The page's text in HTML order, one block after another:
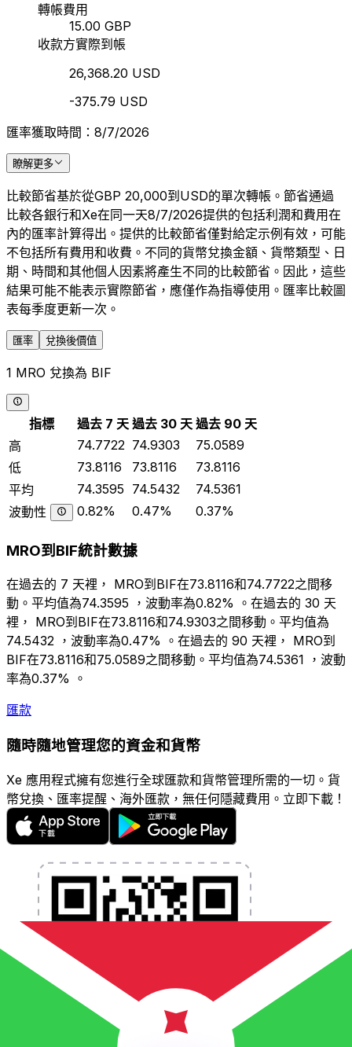
轉帳費用
15.00 GBP
收款方實際到帳
26,368.20 USD
-375.79 USD
匯率獲取時間：8/7/2026
瞭解更多
比較節省基於從GBP 20,000到USD的單次轉帳。節省通過
比較各銀行和Xe在同一天8/7/2026提供的包括利潤和費用在
內的匯率計算得出。提供的比較節省僅對給定示例有效，可能
不包括所有費用和收費。不同的貨幣兌換金額、貨幣類型、日
期、時間和其他個人因素將產生不同的比較節省。因此，這些
結果可能不能表示實際節省，應僅作為指導使用。匯率比較圖
表每季度更新一次。
匯率 兌換後價值
1 MRO 兌換為 BIF
指標 過去 7 天 過去 30 天 過去 90 天
高
74.7722 74.9303
75.0589
低
73.8116 73.8116
73.8116
平均
74.3595 74.5432
74.5361
波動性
0.82% 0.47% 0.37%
MRO到BIF統計數據
在過去的 7 天裡， MRO到BIF在73.8116和74.7722之間移
動。平均值為74.3595 ，波動率為0.82% 。在過去的 30 天
裡， MRO到BIF在73.8116和74.9303之間移動。平均值為
74.5432 ，波動率為0.47% 。在過去的 90 天裡， MRO到
BIF在73.8116和75.0589之間移動。平均值為74.5361 ，波動
率為0.37% 。
匯款
隨時隨地管理您的資金和貨幣
Xe 應用程式擁有您進行全球匯款和貨幣管理所需的一切。貨
幣兌換、匯率提醒、海外匯款，無任何隱藏費用。立即下載！